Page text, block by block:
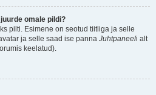
omale pildi?
pilti. Esimene on seotud tiitliga ja selle
ja selle saad ise panna Juhtpaneeli alt
keelatud).